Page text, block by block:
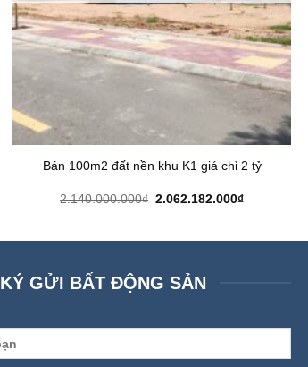
Bán 100m2 đất nền khu K1 giá chỉ 2 tỷ
2.140.000.000₫ Giá
2.062.182.000₫Giá
KÝ GỬI BẤT ĐỘNG SẢN